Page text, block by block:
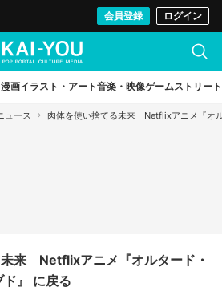
会員登録 ログイン
画イラスト・アート音楽・映像ゲームストリート
ュース 肉体を使い捨てる未来 Netflixアニメ『オ
来 Netflixアニメ『オルタード・
』 に戻る